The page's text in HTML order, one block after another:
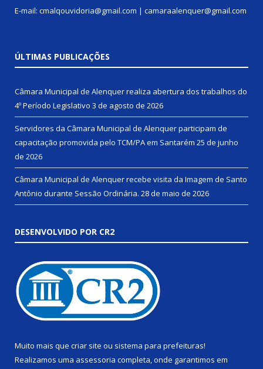
E-mail: cmalqouvidoria@gmail.com | camaraalenquer@gmail.com
ÚLTIMAS PUBLICAÇÕES
Câmara Municipal de Alenquer realiza abertura dos trabalhos do
4º Período Legislativo 3 de agosto de 2026
Servidores da Câmara Municipal de Alenquer participam de
capacitação promovida pelo TCM/PA em Santarém 25 de junho
de 2026
Câmara Municipal de Alenquer recebe visita da Imagem de Santo
Antônio durante Sessão Ordinária. 28 de maio de 2026
DESENVOLVIDO POR CR2
Muito mais que criar site ou sistema para prefeituras!
Realizamos uma assessoria completa, onde garantimos em